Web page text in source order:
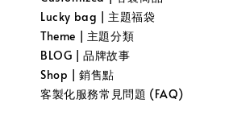
Lucky bag | 主題福袋
Theme | 主題分類
BLOG | 品牌故事
Shop | 銷售點
客製化服務常見問題 (FAQ)